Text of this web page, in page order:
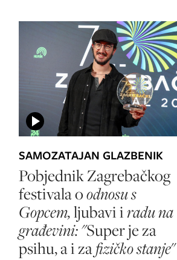
SAMOZATAJAN GLAZBENIK
Pobjednik Zagrebačkog
festivala oodnosu s
Gopcem,ljubavi iradu na
građevini: "Super je za
psihu, a i zafizičko stanje"